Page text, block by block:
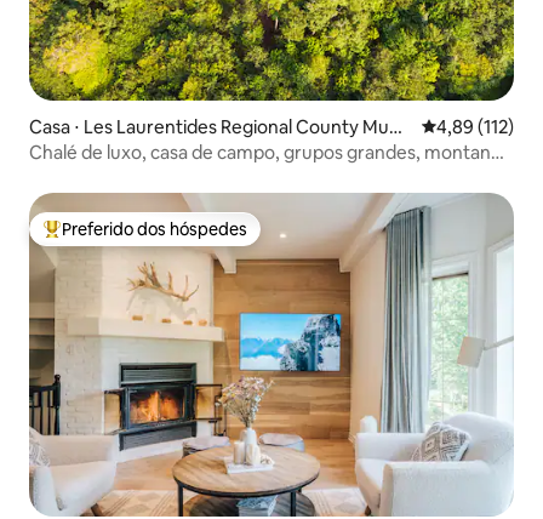
Casa ⋅ Les Laurentides Regional County Muni
cipality
4,89 de uma
4,89 (112)
Chalé de luxo, casa de campo, grupos grandes, montanha
Entre os melhores preferidos dos hóspedes
Preferido dos hóspedes